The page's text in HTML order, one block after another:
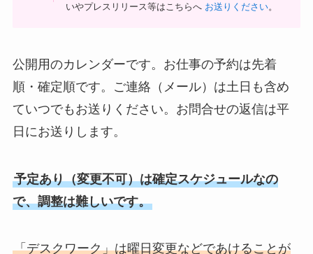
いやプレスリリース等はこちらへ お送りください。
公開用のカレンダーです。お仕事の予約は先着
順・確定順です。ご連絡（メール）は土日も含め
ていつでもお送りください。お問合せの返信は平
日にお送りします。
予定あり（変更不可）は確定スケジュールなの
で、調整は難しいです。
「デスクワーク」は曜日変更などであけることが